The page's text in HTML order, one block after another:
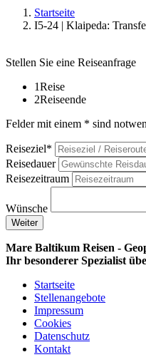
Startseite
I5-24 | Klaipeda:
Stellen Sie eine Reiseanfrage
1Reise
2Reiseende
Felder mit einem * sind
Reiseziel*
Reisedauer
Reisezeitraum
Wünsche
Weiter
Mare Baltikum Reisen -
Ihr besonderer Spezialist
Startseite
Stellenangebote
Impressum
Cookies
Datenschutz
Kontakt